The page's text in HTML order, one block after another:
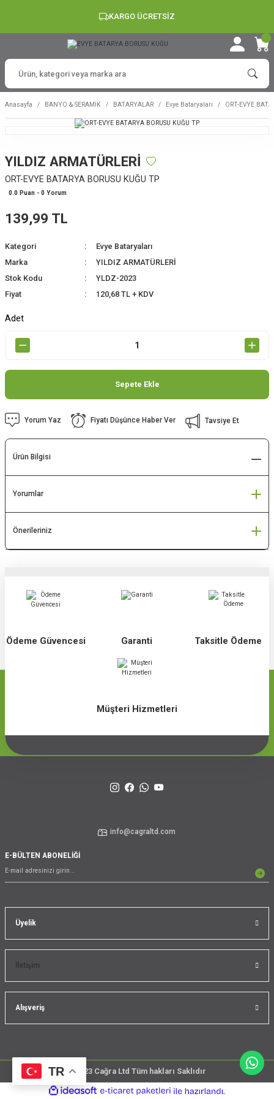
KARGO ÜCRETSİZ
Anasayfa BANYO & SERAMİK BATARYALAR Evye Bataryaları ORT-EVYE
YILDIZ ARMATÜRLERİ
ORT-EVYE BATARYA BORUSU KUĞU TP
0.0 Puan - 0 Yorum
139,99 TL
Kategori
Evye Bataryaları
Marka
YILDIZ ARMATÜRLERİ
Stok Kodu
YLDZ-2023
Fiyat
120,68 TL + KDV
Adet
Sepete Ekle
Yorum Yaz Fiyatı Düşünce Haber Ver Tavsiye Et
Ürün Bilgisi
Yorumlar
Önerileriniz
Ödeme Güvencesi Garanti Taksitle Ödeme
Müşteri Hizmetleri
Üyelik
İletişim
Alışveriş
TR
info@cagraltd.com
E-BÜLTEN ABONELİĞİ
@2023 Cağra Ltd Tüm hakları Saklıdır
çember
ideasoft
e-